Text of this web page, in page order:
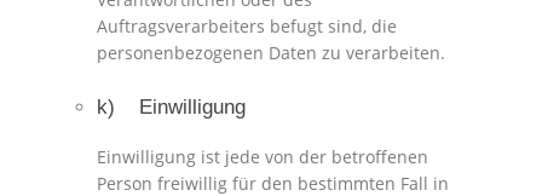
Auftragsverarbeiters befugt sind, die
personenbezogenen Daten zu verarbeiten.
k) Einwilligung
Einwilligung ist jede von der betroffenen
Person freiwillig für den bestimmten Fall in